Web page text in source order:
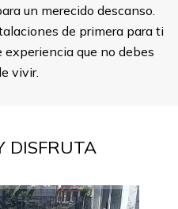
un merecido descanso.
de primera para ti
que no debes
vivir.
DISFRUTA